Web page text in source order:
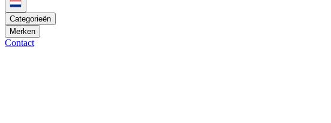
Categorieën
Merken
Contact